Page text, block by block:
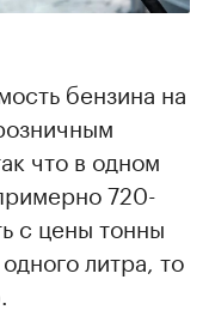
бензина на
что в одном
720-
с цены тонны
литра, то